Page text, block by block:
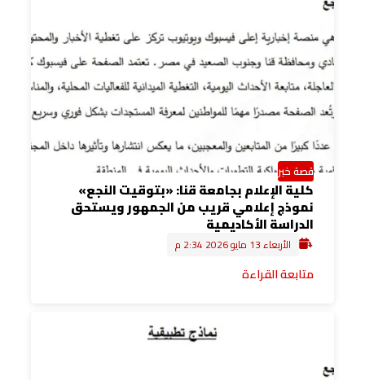
قصة خبر
كلية الإعلام بجامعة قنا: «بتوقيت النجع»
نموذج إعلامي قريب من الجمهور ويستحق
الدراسة الأكاديمية
الأربعاء 13 مايو 2026 2:34 م
متابعة القراءة